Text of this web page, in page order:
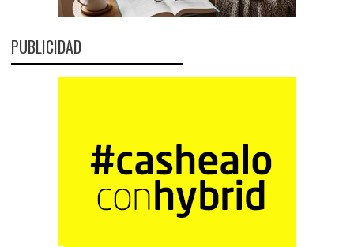
PUBLICIDAD